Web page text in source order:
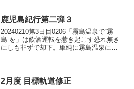
き、令和6年度...
鹿児島紀行第二弾３
20240210第3日目0206「霧島温泉で“霧
島”を」は飲酒運転を惹き起こす恐れ無き
にしも非ずで却下。単純に霧島温泉に浸
た所で引き...
2月度 目標軌道修正